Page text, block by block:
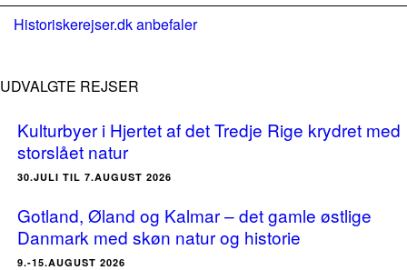
Historiskerejser.dk anbefaler
UDVALGTE REJSER
Kulturbyer i Hjertet af det Tredje Rige krydret med
storslået natur
30.JULI TIL 7.AUGUST 2026
Gotland, Øland og Kalmar – det gamle østlige
Danmark med skøn natur og historie
9.-15.AUGUST 2026